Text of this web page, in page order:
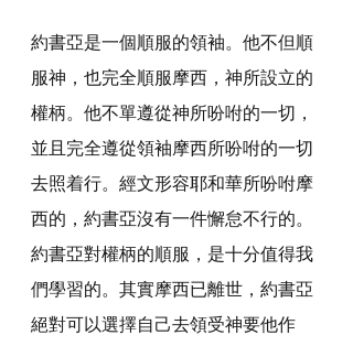
約書亞是一個順服的領袖。他不但順
服神，也完全順服摩西，神所設立的
權柄。他不單遵從神所吩咐的一切，
並且完全遵從領袖摩西所吩咐的一切
去照着行。經文形容耶和華所吩咐摩
西的，約書亞沒有一件懈怠不行的。
約書亞對權柄的順服，是十分值得我
們學習的。其實摩西已離世，約書亞
絕對可以選擇自己去領受神要他作